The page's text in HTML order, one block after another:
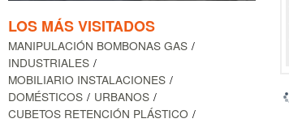
LOS MÁS VISITADOS
MANIPULACIÓN BOMBONAS GAS
INDUSTRIALES
MOBILIARIO INSTALACIONES
DOMÉSTICOS
URBANOS
CUBETOS RETENCIÓN PLÁSTICO